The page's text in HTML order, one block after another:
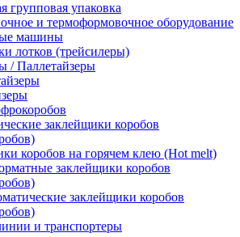
групповая упаковка
и термоформовочное оборудование
машины
лотков (трейсилеры)
/ Паллетайзеры
заклейщики коробов
коробов на горячем клею (Hot melt)
заклейщики коробов
заклейщики коробов
и транспортеры